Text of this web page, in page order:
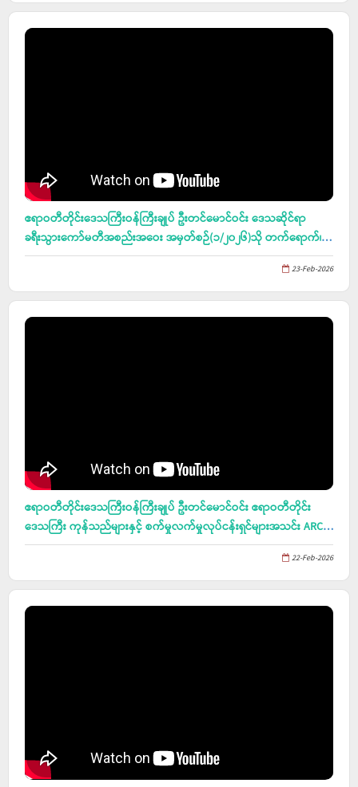
ဧရာဝတီတိုင်းဒေသကြီးဝန်ကြီးချုပ် ဦးတင်မောင်ဝင်း ဒေသဆိုင်ရာ
ခရီးသွားကော်မတီအစည်းအဝေး အမှတ်စဉ်(၁/၂၀၂၆)သို တက်ရောက်၊
(၆၄)နှစ်မြောက် တောင်သူလယ်သမားနေ့ အခမ်းအနား အောင်မြင်စွာ
23-Feb-2026
ဧရာဝတီတိုင်းဒေသကြီးဝန်ကြီးချုပ် ဦးတင်မောင်ဝင်း ဧရာဝတီတိုင်း
ဒေသကြီး ကုန်သည်များနှင့် စက်မှုလက်မှုလုပ်ငန်းရှင်များအသင်း ARCCI
ရုံး (၆)ထပ် အဆောက်အဦ မင်္ဂလာပိုင်တိုင်ရိုက်ခြင်း အခမ်းအနားသို
တက်ရောက်၊ လက်မှတ်ရ ပိုးသတ်ဆေး သုံးစွဲသူများသင်တန်း(၁/၂၀၂၆)
သင်တန်းဖွင့်ပွဲသို တက်ရောက်၊ နိုင်ငံတော်ဩဝါဒါစရိယဆရာတော်၊
ညောင်တုန်းမြို၊ ပုဏ္ဏမာရာမဈေးကျောင်းတိုက် ဦးစီးပဓာန နာယက
22-Feb-2026